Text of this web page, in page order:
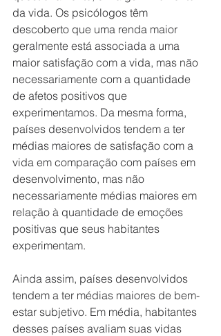
da vida. Os psicólogos têm
descoberto que uma renda maior
geralmente está associada a uma
maior satisfação com a vida, mas não
necessariamente com a quantidade
de afetos positivos que
experimentamos. Da mesma forma,
países desenvolvidos tendem a ter
médias maiores de satisfação com a
vida em comparação com países em
desenvolvimento, mas não
necessariamente médias maiores em
relação à quantidade de emoções
positivas que seus habitantes
experimentam.
Ainda assim, países desenvolvidos
tendem a ter médias maiores de bem-
estar subjetivo. Em média, habitantes
desses países avaliam suas vidas